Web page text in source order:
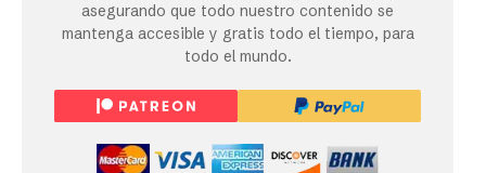
asegurando que todo nuestro contenido se
mantenga accesible y gratis todo el tiempo, para
todo el mundo.